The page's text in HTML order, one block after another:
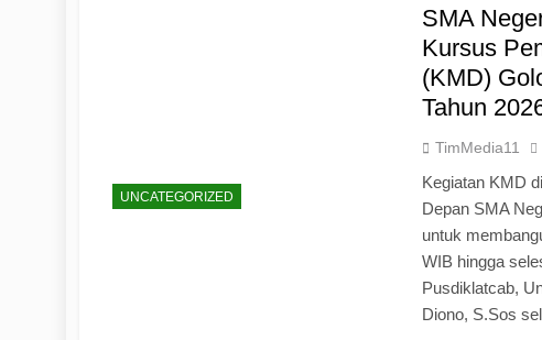
UNCATEGORIZED
SMA
Kursus
(KMD)
Tahun
TimMedia11
Kegiatan KMD
Depan SMA
untuk
WIB hingga
Pusdiklatcab,
Diono, S.Sos